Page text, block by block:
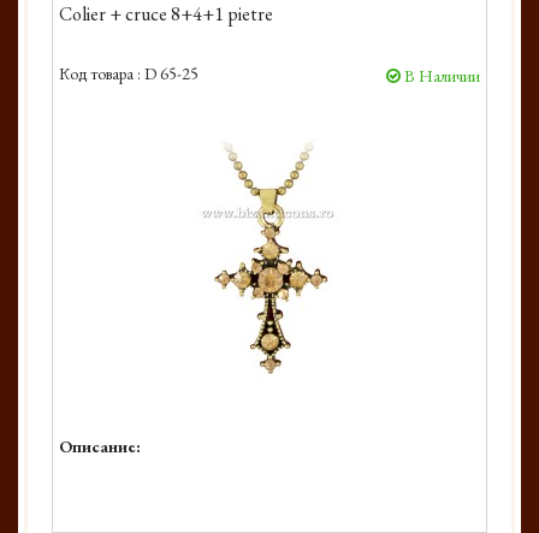
Colier + cruce 8+4+1 pietre
Код товара : D 65-25 В Наличии
Описание: